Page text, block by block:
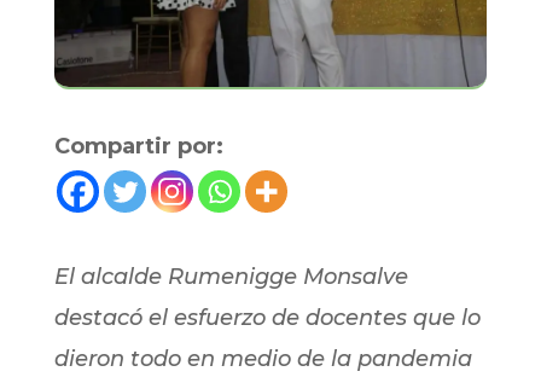
Compartir por:
El alcalde Rumenigge Monsalve
destacó el esfuerzo de docentes que lo
dieron todo en medio de la pandemia